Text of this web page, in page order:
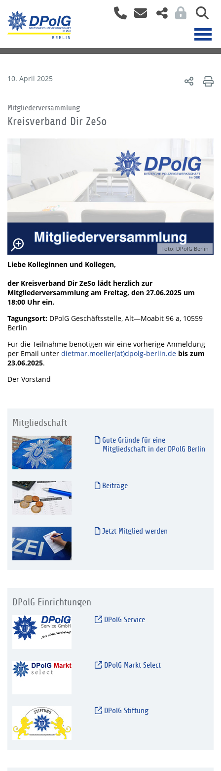
10. April 2025
Mitgliederversammlung
Kreisverband Dir ZeSo
Foto: DPolG Berlin
Liebe Kolleginnen und Kollegen,
der Kreisverband Dir ZeSo lädt herzlich zur
Mitgliederversammlung am Freitag, den 27.06.2025 um
18:00 Uhr ein.
Tagungsort: DPolG Geschäftsstelle, Alt—Moabit 96 a, 10559
Berlin
Für die Teilnahme benötigen wir eine vorherige Anmeldung
per Email unter dietmar.moeller(at)dpolg-berlin.de bis zum
23.06.2025.
Der Vorstand
Mitgliedschaft
Gute Gründe für eine
Mitgliedschaft in der DPolG Berlin
Beiträge
Jetzt Mitglied werden
DPolG Einrichtungen
DPolG Service
DPolG Markt Select
DPolG Stiftung